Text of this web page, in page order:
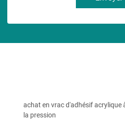
achat en vrac d'adhésif acrylique
la pression